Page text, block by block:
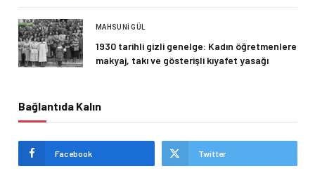
MAHSUNI GÜL
1930 tarihli gizli genelge: Kadın öğretmenlere
makyaj, takı ve gösterişli kıyafet yasağı
Bağlantıda Kalın
Facebook Twitter